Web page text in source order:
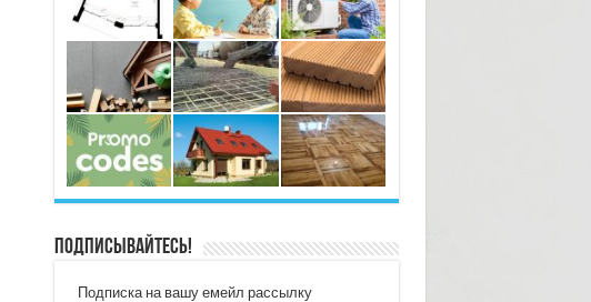
Подписывайтесь!
Подписка на вашу емейл рассылку